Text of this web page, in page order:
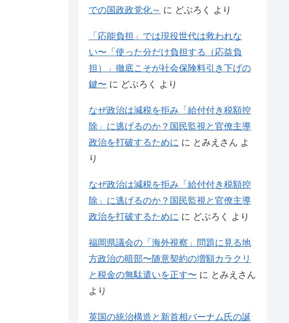
での国政政党化～ に どぶろく より
「応能負担」では現役世代は救われな
い〜「使った分だけ負担する（応益負
担）」徹底こそが社会保険料引き下げの
鍵〜 に どぶろく より
なぜ政治は減税を拒み「給付付き税額控
除」に逃げるのか？国民監視と官僚主導
政治を打破するために に とみえさん よ
り
なぜ政治は減税を拒み「給付付き税額控
除」に逃げるのか？国民監視と官僚主導
政治を打破するために に どぶろく より
福岡県議会の「海外視察」問題に見る地
方政治の暗部〜随意契約の増額カラクリ
と税金の無駄遣いを正す〜 に とみえさん
より
英国の統治構造と新首相バーナム氏の誕